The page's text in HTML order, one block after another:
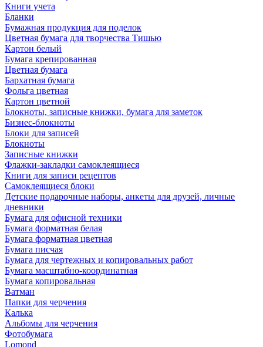
Книги учета
Бланки
Бумажная продукция для поделок
Цветная бумага для творчества Тишью
Картон белый
Бумага крепированная
Цветная бумага
Бархатная бумага
Фольга цветная
Картон цветной
Блокноты, записные книжки, бумага для заметок
Бизнес-блокноты
Блоки для записей
Блокноты
Записные книжки
Флажки-закладки самоклеящиеся
Книги для записи рецептов
Самоклеящиеся блоки
Детские подарочные наборы, анкеты для друзей, личные
дневники
Бумага для офисной техники
Бумага форматная белая
Бумага форматная цветная
Бумага писчая
Бумага для чертежных и копировальных работ
Бумага масштабно-координатная
Бумага копировальная
Ватман
Папки для черчения
Калька
Альбомы для черчения
Фотобумага
Lomond